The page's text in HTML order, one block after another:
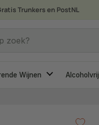
Trunkers en PostNL
zoek?
Wijnen Alcoholvrij